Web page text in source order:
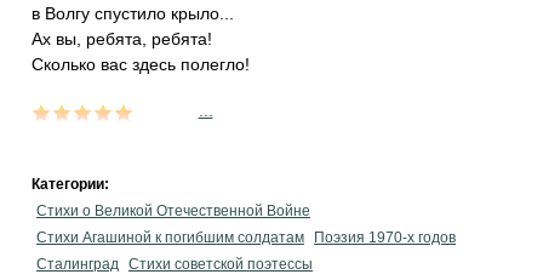
в Волгу спустило крыло...
Ах вы, ребята, ребята!
Сколько вас здесь полегло!
Категории:
Стихи о Великой Отечественной Войне
Стихи Агашиной к погибшим солдатам
Поэзия 1970-х годов
Сталинград Стихи советской поэтессы